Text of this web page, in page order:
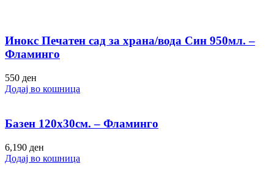
Инокс Печатен сад за храна/вода Син 950мл. –
Фламинго
550 ден
Додај во кошница
Базен 120х30см. – Фламинго
6,190 ден
Додај во кошница